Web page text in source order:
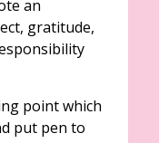
an
gratitude,
point which
put pen to